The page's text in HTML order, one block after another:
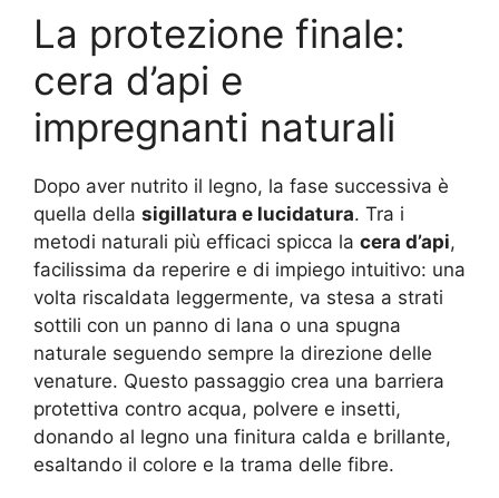
La protezione finale:
cera d’api e
impregnanti naturali
Dopo aver nutrito il legno, la fase successiva è
quella della sigillatura e lucidatura. Tra i
metodi naturali più efficaci spicca la cera d’api,
facilissima da reperire e di impiego intuitivo: una
volta riscaldata leggermente, va stesa a strati
sottili con un panno di lana o una spugna
naturale seguendo sempre la direzione delle
venature. Questo passaggio crea una barriera
protettiva contro acqua, polvere e insetti,
donando al legno una finitura calda e brillante,
esaltando il colore e la trama delle fibre.